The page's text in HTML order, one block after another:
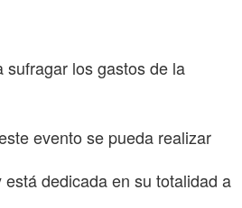
los gastos de la
evento se pueda realizar
dedicada en su totalidad a